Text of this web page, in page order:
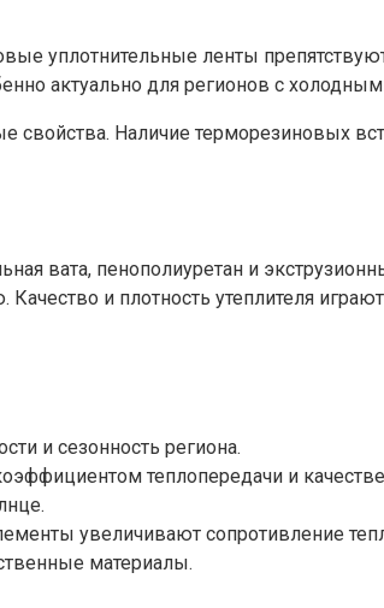
уплотнительные ленты
актуально для регионов с
Наличие терморезиновых
вата, пенополиуретан и
и плотность утеплителя
и сезонность региона.
теплопередачи и
увеличивают сопротивление
материалы.